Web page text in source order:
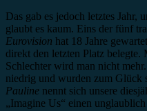
Das gab es jedoch letztes Jahr,
glaubt es kaum. Eins der fünf
Eurovision hat 18 Jahre
direkt den letzten Platz belegte.
Schlechter wird man nicht
niedrig und wurden zum Glück
Pauline nennt sich unsere
„Imagine Us“ einen